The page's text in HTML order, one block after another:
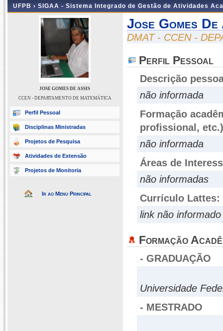
UFPB › SIGAA - Sistema Integrado de Gestão de Atividades
JOSE GOMES DE ASSIS
CCEN - DEPARTAMENTO DE MATEMÁTICA
Perfil Pessoal
Disciplinas Ministradas
Projetos de Pesquisa
Atividades de Extensão
Projetos de Monitoria
Ir ao Menu Principal
Jose Gomes De
DMAT - CCEN -
Perfil Pessoal
Descrição
não informada
Formação
profissional, etc.)
não informada
Áreas de
não informadas
Currículo Lattes:
link não informado
Formação
- GRADUAÇÃO
Universidade
- MESTRADO